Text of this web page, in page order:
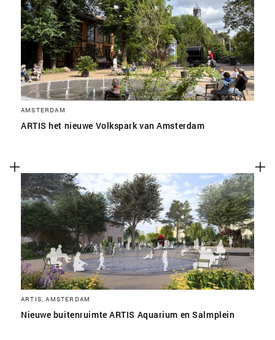
AMSTERDAM
ARTIS het nieuwe Volkspark van Amsterdam
ARTIS, AMSTERDAM
Nieuwe buitenruimte ARTIS Aquarium en Salmplein
SLA VOORKEUREN OP